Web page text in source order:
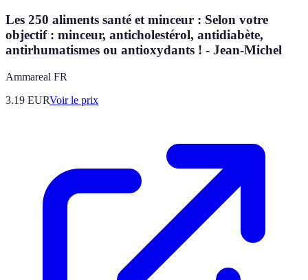
Les 250 aliments santé et minceur : Selon votre
objectif : minceur, anticholestérol, antidiabète,
antirhumatismes ou antioxydants ! - Jean-Michel
Ammareal FR
3.19 EURVoir le prix